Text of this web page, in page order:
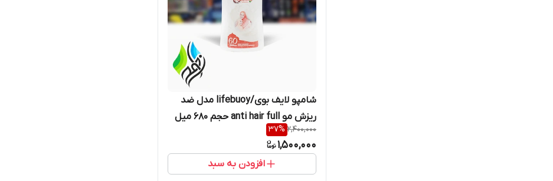
شامپو لایف بوی/lifebuoy مدل ضد
ریزش مو anti hair full حجم 680 میل
2,400,000
37%
1,500,000
افزودن به سبد